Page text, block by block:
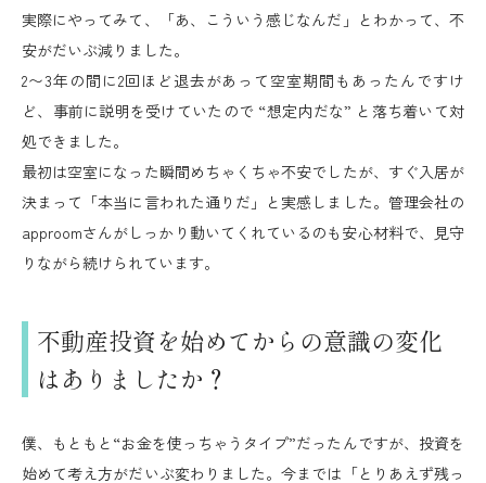
実際にやってみて、「あ、こういう感じなんだ」とわかって、不
安がだいぶ減りました。
2〜3年の間に2回ほど退去があって空室期間もあったんですけ
ど、事前に説明を受けていたので “想定内だな” と落ち着いて対
処できました。
最初は空室になった瞬間めちゃくちゃ不安でしたが、すぐ入居が
決まって「本当に言われた通りだ」と実感しました。管理会社の
approomさんがしっかり動いてくれているのも安心材料で、見守
りながら続けられています。
不動産投資を始めてからの意識の変化
はありましたか？
僕、もともと“お金を使っちゃうタイプ”だったんですが、投資を
始めて考え方がだいぶ変わりました。今までは「とりあえず残っ